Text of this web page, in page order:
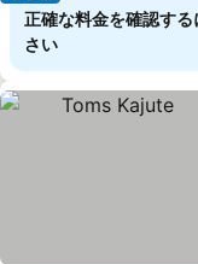
正確な料金を確認す
さい